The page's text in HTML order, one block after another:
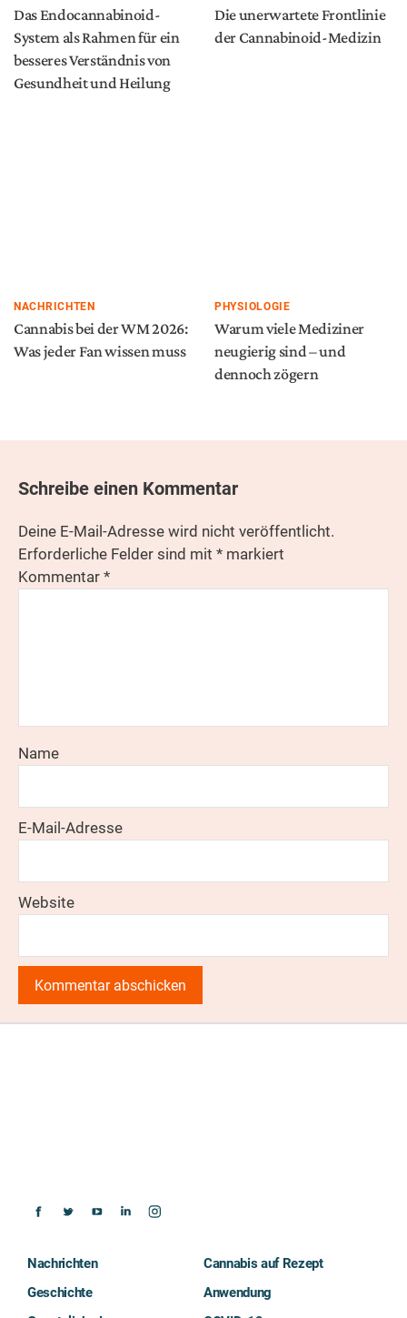
Das Endocannabinoid-
System als Rahmen für ein
besseres Verständnis von
Gesundheit und Heilung
Die unerwartete Frontlinie
der Cannabinoid-Medizin
NACHRICHTEN
Cannabis bei der WM 2026:
Was jeder Fan wissen muss
PHYSIOLOGIE
Warum viele Mediziner
neugierig sind – und
dennoch zögern
Schreibe einen Kommentar
Deine E-Mail-Adresse wird nicht veröffentlicht.
Erforderliche Felder sind mit * markiert
Kommentar *
Name
E-Mail-Adresse
Website
Nachrichten
Geschichte
Cannabis auf Rezept
Anwendung